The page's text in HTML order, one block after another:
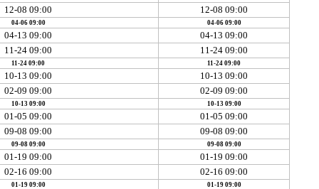
12-08 09:00 12-08 09:00
04-06 09:00 04-06 09:00
04-13 09:00
04-13 09:00
11-24 09:00
11-24 09:00
11-24 09:00 11-24 09:00
10-13 09:00
10-13 09:00
02-09 09:00
02-09 09:00
10-13 09:00 10-13 09:00
01-05 09:00
01-05 09:00
09-08 09:00
09-08 09:00
09-08 09:00 09-08 09:00
01-19 09:00
01-19 09:00
02-16 09:00
02-16 09:00
01-19 09:00 01-19 09:00